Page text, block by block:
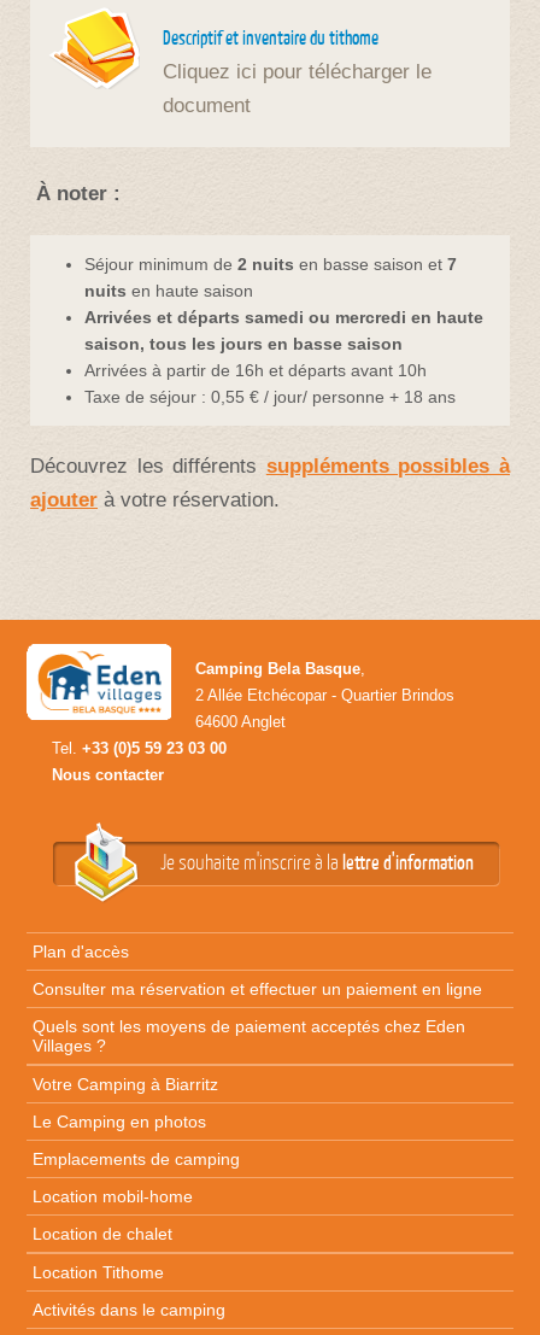
Descriptif et inventaire du tithome
Cliquez ici pour télécharger le
document
À noter :
Séjour minimum de 2 nuits en basse saison et 7
nuits en haute saison
Arrivées et départs samedi ou mercredi en haute
saison, tous les jours en basse saison
Arrivées à partir de 16h et départs avant 10h
Taxe de séjour : 0,55 € / jour/ personne + 18 ans
Découvrez les différents suppléments possibles à
ajouter à votre réservation.
Camping Bela Basque,
2 Allée Etchécopar - Quartier Brindos
64600 Anglet
Tel. +33 (0)5 59 23 03 00
Nous contacter
Je souhaite m'inscrire à lalettre d'information
Plan d'accès
Consulter ma réservation et effectuer un paiement en ligne
Quels sont les moyens de paiement acceptés chez Eden
Villages ?
Votre Camping à Biarritz
Le Camping en photos
Emplacements de camping
Location mobil-home
Location de chalet
Location Tithome
Activités dans le camping